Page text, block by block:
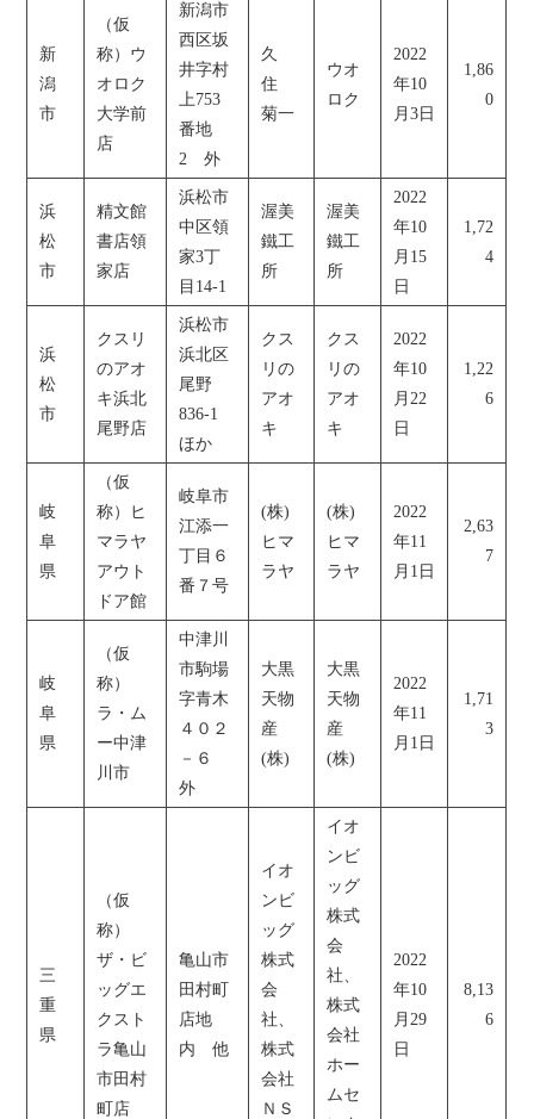
新
潟
市
（仮
称）ウ
オロク
大学前
店
新潟市
西区坂
井字村
上753
番地
2 外
久
住
菊一
ウオ
ロク
2022
年10
月3日
1,86
0
浜
松
市
精文館
書店領
家店
浜松市
中区領
家3丁
目14-1
渥美
鐵工
所
渥美
鐵工
所
2022
年10
月15
日
1,72
4
浜
松
市
クスリ
のアオ
キ浜北
尾野店
浜松市
浜北区
尾野
836-1
ほか
クス
リの
アオ
キ
クス
リの
アオ
キ
2022
年10
月22
日
1,22
6
岐
阜
県
（仮
称）ヒ
マラヤ
アウト
ドア館
岐阜市
江添一
丁目６
番７号
(株)
ヒマ
ラヤ
(株)
ヒマ
ラヤ
2022
年11
月1日
2,63
7
岐
阜
県
（仮
称）
ラ・ム
ー中津
川市
中津川
市駒場
字青木
４０２
－６
外
大黒
天物
産
(株)
大黒
天物
産
(株)
2022
年11
月1日
1,71
3
三
重
県
（仮
称）
ザ・ビ
ッグエ
クスト
ラ亀山
市田村
町店
亀山市
田村町
店地
内 他
イオ
ンビ
ッグ
株式
会
社、
株式
会社
ＮＳ
イオ
ンビ
ッグ
株式
会
社、
株式
会社
ホー
ムセ
2022
年10
月29
日
8,13
6